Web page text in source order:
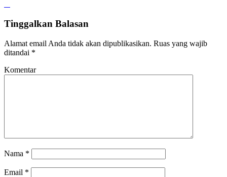
Tinggalkan Balasan
Alamat email Anda tidak akan dipublikasikan. Ruas yang wajib
ditandai *
Komentar
Nama *
Email *